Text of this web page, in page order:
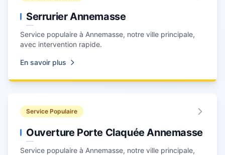
Serrurier Annemasse
Service populaire à Annemasse, notre ville principale,
avec intervention rapide.
En savoir plus
Service Populaire
Ouverture Porte Claquée Annemasse
Service populaire à Annemasse, notre ville principale,